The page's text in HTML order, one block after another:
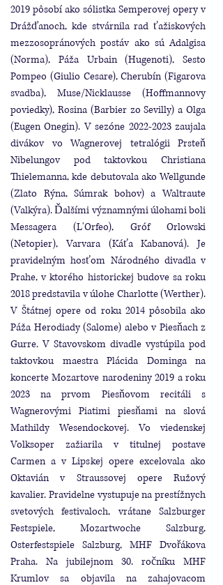
2019 pôsobí ako sólistka Semperovej opery v
Drážďanoch, kde stvárnila rad ťažiskových
mezzosopránových postáv ako sú Adalgisa
(Norma), Páža Urbain (Hugenoti), Sesto
Pompeo (Giulio Cesare), Cherubín (Figarova
svadba), Muse/Nicklausse (Hoffmannovy
poviedky), Rosina (Barbier zo Sevilly) a Olga
(Eugen Onegin). V sezóne 2022-2023zaujala
divákov vo Wagnerovej tetralógii Prsteň
Nibelungov pod taktovkou Christiana
Thielemanna, kde debutovala ako Wellgunde
(Zlato Rýna, Súmrak bohov) a Waltraute
(Valkýra). Ďalšími významnými úlohami boli
Messagera (L'Orfeo), Gróf Orlowski
(Netopier), Varvara (Káťa Kabanová). Je
pravidelným hosťom Národného divadla v
Prahe, v ktorého historickej budove sa roku
2018 predstavila v úlohe Charlotte (Werther).
V Štátnej opere od roku 2014 pôsobila ako
Páža Herodiady (Salome) alebo v Piesňach z
Gurre. V Stavovskom divadle vystúpila pod
taktovkou maestra Plácida Dominga na
koncerte Mozartove narodeniny 2019 a roku
2023 na prvom Piesňovom recitáli s
Wagnerovými Piatimi piesňami na slová
Mathildy Wesendockovej. Vo viedenskej
Volksoper zažiarila v titulnej postave
Carmen a v Lipskej opere excelovala ako
Oktavián v Straussovej opere Ružový
kavalier. Pravidelne vystupuje na prestížnych
svetových festivaloch, vrátane Salzburger
Festspiele, Mozartwoche Salzburg,
Osterfestspiele Salzburg, MHF Dvořákova
Praha. Na jubilejnom 30. ročníku MHF
Krumlov sa objavila na zahajovacom